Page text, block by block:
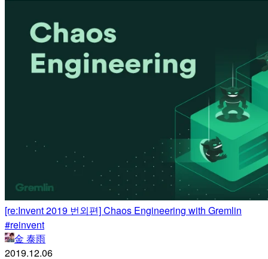
[re:Invent 2019 번외편] Chaos Engineering with Gremlin
#reinvent
金 泰雨
2019.12.06